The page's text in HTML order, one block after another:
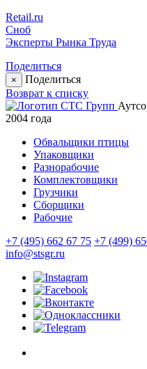
Retail.ru
Сноб
Эксперты Рынка Труда
Поделиться
×
Поделиться
Возврат к списку
2004 года
Обвальщики птицы
Упаковщики
Разнорабочие
Комплектовщики
Грузчики
Сборщики
Рабочие
+7 (495) 662 67 75 +7 (499)
info@stsgr.ru